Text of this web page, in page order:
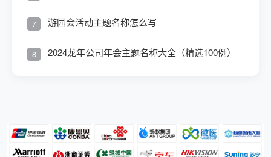
7 游园会活动主题名称怎么写
8 2024龙年公司年会主题名称大全（精选100例）